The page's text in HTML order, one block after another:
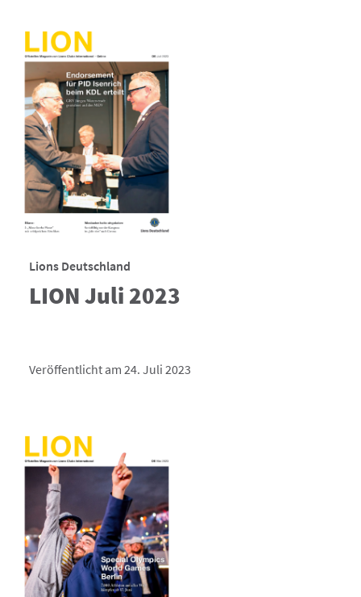
Lions Deutschland
LION Juli 2023
Veröffentlicht am 24. Juli 2023